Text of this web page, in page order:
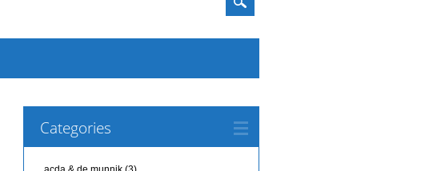
Categories